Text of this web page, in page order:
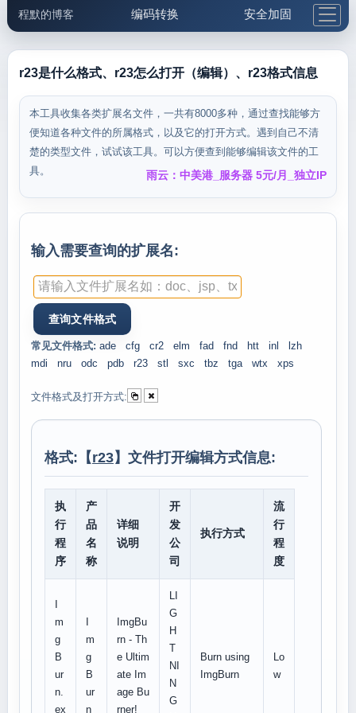
程默的博客 编码转换 安全加固
邮件工具 生活便民 更多工具
5.1支付宝大红包
r23是什么格式、r23怎么打开（编辑）、r23格式信息
本工具收集各类扩展名文件，一共有8000多种，通过查找能够方
便知道各种文件的所属格式，以及它的打开方式。遇到自己不清
楚的类型文件，试试该工具。可以方便查到能够编辑该文件的工
具。
雨云：中美港_服务器 5元/月_独立IP
输入需要查询的扩展名:
常见文件格式: ade cfg cr2 elm fad fnd htt inl
lzh
mdi
nru odc pdb r23 stl sxc tbz tga wtx xps
文件格式及打开方式:
格式:【r23】文件打开编辑方式信息:
执
行
程
序
产
品
名
称
详细
说明
开
发
公
司
执行方式
流
行
程
度
m
g
B
ur
n.
ex
m
g
B
ur
n
ImgBu
rn - Th
e Ultim
ate Im
age Bu
rner!
LI
G
H
T
NI
N
G
Burn using
ImgBurn
Lo
w